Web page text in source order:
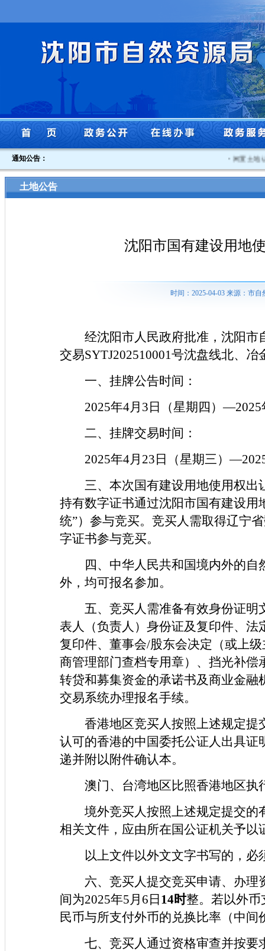
通知公告： 闲置土地
土地公告
沈阳市国有建设用地
时间：2025-04-03 来源：市
经沈阳市人民政府批准，沈阳
交易SYTJ202510001号沈盘线北、
一、挂牌公告时间：
2025年4月3日（星期四）
二、挂牌交易时间：
2025年4月23日（星期三）
三、本次国有建设用地使用权
持有数字证书通过沈阳市国有建设用
统”）参与竞买。竞买人需取得辽宁
字证书参与竞买。
四、中华人民共和国境内外的
外，均可报名参加。
五、竞买人需准备有效身份证
表人（负责人）身份证及复印件、
复印件、董事会/股东会决定（或上
商管理部门查档专用章）、挡光补
转贷和募集资金的承诺书及商业金
交易系统办理报名手续。
香港地区竞买人按照上述规定
认可的香港的中国委托公证人出具
递并附以附件确认本。
澳门、台湾地区比照香港地区执
境外竞买人按照上述规定提交
相关文件，应由所在国公证机关予
以上文件以外文文字书写的，
六、竞买人提交竞买申请、办
间为2025年5月6日 14时整。若以外币
民币与所支付外币的兑换比率（中间
七、竞买人通过资格审查并按